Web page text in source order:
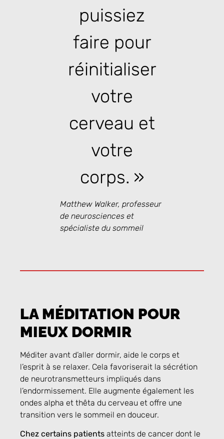
puissiez
faire pour
réinitialiser
votre
cerveau et
votre
corps. »
Matthew Walker, professeur
de neurosciences et
spécialiste du sommeil
LA MÉDITATION POUR
MIEUX DORMIR
Méditer avant d’aller dormir, aide le corps et
l’esprit à se relaxer. Cela favoriserait la sécrétion
de neurotransmetteurs impliqués dans
l’endormissement. Elle augmente également les
ondes alpha et thêta du cerveau et offre une
transition vers le sommeil en douceur.
Chez certains patients atteints de cancer dont le